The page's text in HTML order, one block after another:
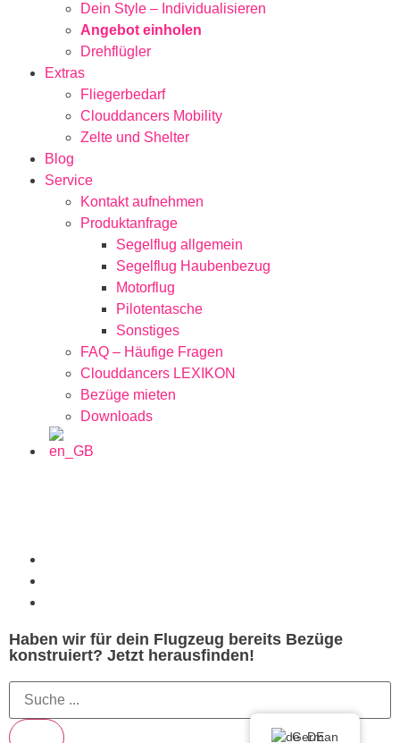
German
Dein Style – Individualisieren
Angebot einholen
Drehflügler
Extras
Fliegerbedarf
Clouddancers Mobility
Zelte und Shelter
Blog
Service
Kontakt aufnehmen
Produktanfrage
Segelflug allgemein
Segelflug Haubenbezug
Motorflug
Pilotentasche
Sonstiges
FAQ – Häufige Fragen
Clouddancers LEXIKON
Bezüge mieten
Downloads
Haben wir für dein Flugzeug bereits Bezüge
konstruiert? Jetzt herausfinden!